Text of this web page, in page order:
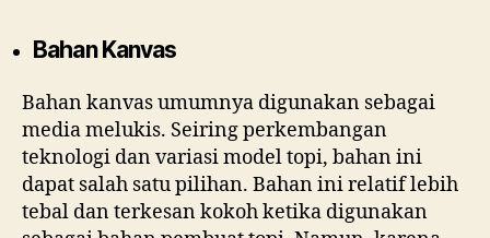
Bahan Kanvas
Bahan kanvas umumnya digunakan sebagai
media melukis. Seiring perkembangan
teknologi dan variasi model topi, bahan ini
dapat salah satu pilihan. Bahan ini relatif lebih
tebal dan terkesan kokoh ketika digunakan